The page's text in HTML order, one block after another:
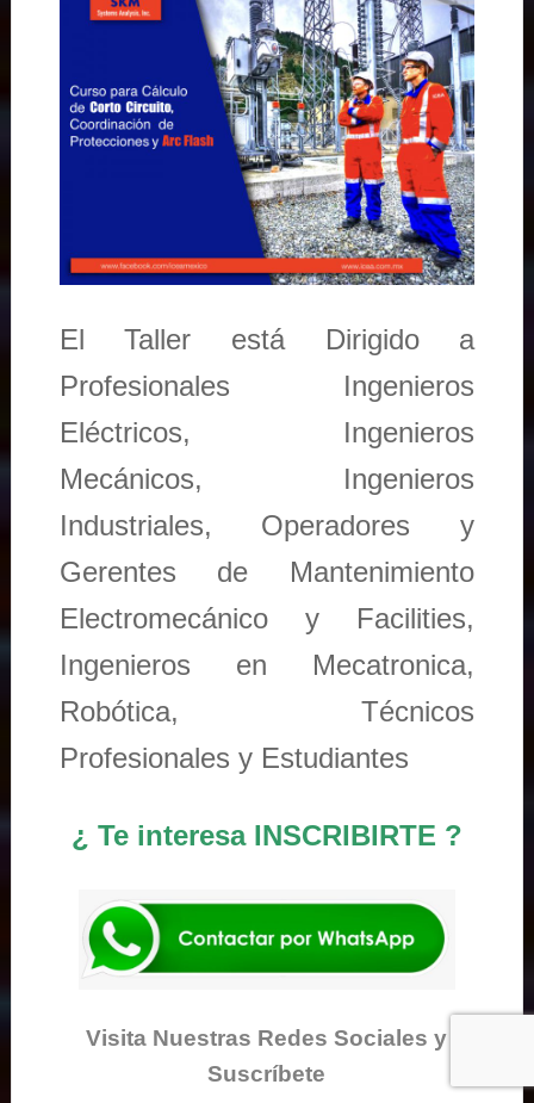
El Taller está Dirigido a
Profesionales Ingenieros
Eléctricos, Ingenieros
Mecánicos, Ingenieros
Industriales, Operadores y
Gerentes de Mantenimiento
Electromecánico y Facilities,
Ingenieros en Mecatronica,
Robótica, Técnicos
Profesionales y Estudiantes
¿ Te interesa INSCRIBIRTE ?
Visita Nuestras Redes Sociales y
Suscríbete